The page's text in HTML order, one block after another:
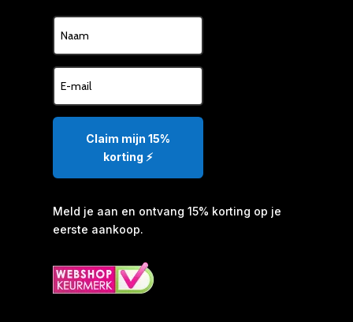
Claim mijn 15%
korting ⚡️
Meld je aan en ontvang 15% korting op je
eerste aankoop.